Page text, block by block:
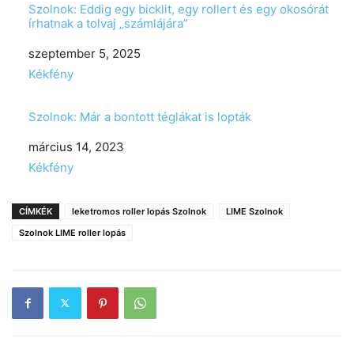
Szolnok: Eddig egy bicklit, egy rollert és egy okosórát
írhatnak a tolvaj „számlájára”
Date
szeptember 5, 2025
In relation to
Kékfény
Szolnok: Már a bontott téglákat is lopták
Date
március 14, 2023
In relation to
Kékfény
CÍMKÉK leketromos roller lopás Szolnok
LIME Szolnok
Szolnok LIME roller lopás